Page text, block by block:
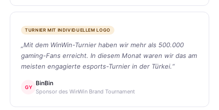
TURNIER MIT INDIVIDUELLEM LOGO
„Mit dem WinWin-Turnier haben wir mehr als 500.000
gaming-Fans erreicht. In diesem Monat waren wir das am
meisten engagierte esports-Turnier in der Türkei.“
GY
BinBin
Sponsor des WinWin Brand Tournament